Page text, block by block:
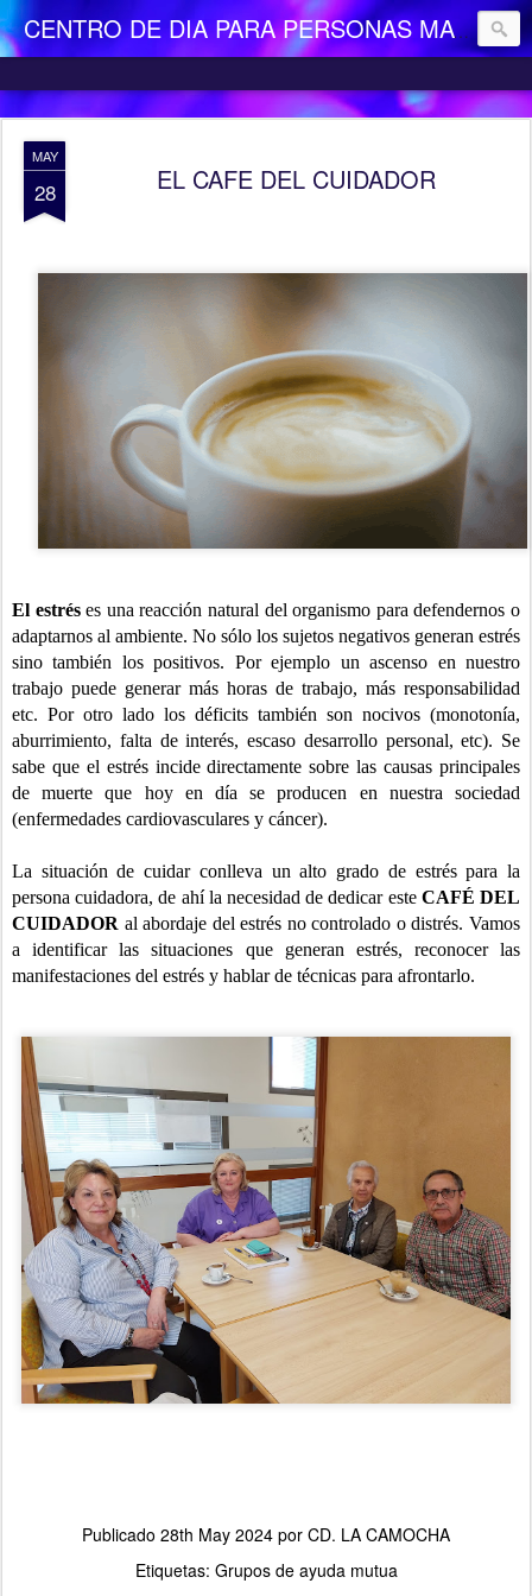
CENTRO DE DIA PARA PERSONAS MAYORES DEPENDIENTES "LA CAMOCHA"
MAY
28 EL CAFE DEL CUIDADOR
El estréses una reacción natural del organismo para defendernos o
adaptarnos al ambiente. No sólo los sujetos negativos generan estrés
sino también los positivos. Por ejemplo un ascenso en nuestro
trabajo puede generar más horas de trabajo, más responsabilidad
etc. Por otro lado los déficits también son nocivos (monotonía,
aburrimiento, falta de interés, escaso desarrollo personal, etc). Se
sabe que el estrés incide directamente sobre las causas principales
de muerte que hoy en día se producen en nuestra sociedad
(enfermedades cardiovasculares y cáncer).
La situación de cuidar conlleva un alto grado de estrés para la
persona cuidadora, de ahí la necesidad de dedicar este CAFÉ DEL
CUIDADOR al abordaje del estrés no controlado o distrés. Vamos
a identificar las situaciones que generan estrés, reconocer las
manifestaciones del estrés y hablar de técnicas para afrontarlo.
Publicado 28th May 2024 por CD. LA CAMOCHA
Etiquetas: Grupos de ayuda mutua